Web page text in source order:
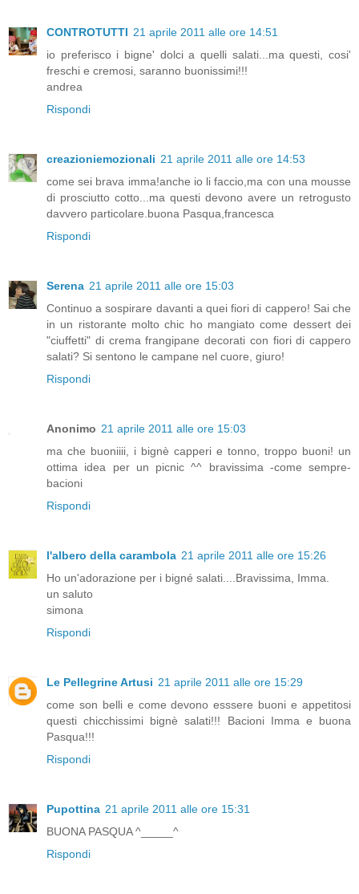
CONTROTUTTI 21 aprile 2011 alle ore 14:51
io preferisco i bigne' dolci a quelli salati...ma questi, cosi'
freschi e cremosi, saranno buonissimi!!!
andrea
Rispondi
creazioniemozionali 21 aprile 2011 alle ore 14:53
come sei brava imma!anche io li faccio,ma con una mousse
di prosciutto cotto...ma questi devono avere un retrogusto
davvero particolare.buona Pasqua,francesca
Rispondi
Serena 21 aprile 2011 alle ore 15:03
Continuo a sospirare davanti a quei fiori di cappero! Sai che
in un ristorante molto chic ho mangiato come dessert dei
"ciuffetti" di crema frangipane decorati con fiori di cappero
salati? Si sentono le campane nel cuore, giuro!
Rispondi
Anonimo 21 aprile 2011 alle ore 15:03
ma che buoniiii, i bignè capperi e tonno, troppo buoni! un
ottima idea per un picnic ^^ bravissima -come sempre-
bacioni
Rispondi
l'albero della carambola 21 aprile 2011 alle ore 15:26
Ho un'adorazione per i bigné salati....Bravissima, Imma.
un saluto
simona
Rispondi
Le Pellegrine Artusi 21 aprile 2011 alle ore 15:29
come son belli e come devono esssere buoni e appetitosi
questi chicchissimi bignè salati!!! Bacioni Imma e buona
Pasqua!!!
Rispondi
Pupottina 21 aprile 2011 alle ore 15:31
BUONA PASQUA ^_____^
Rispondi